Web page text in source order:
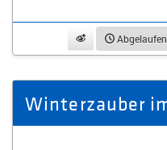
beobachtenAbgelaufen